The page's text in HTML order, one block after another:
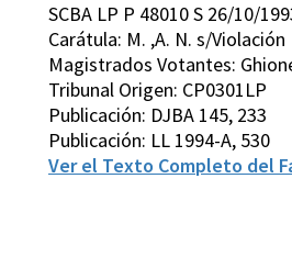
SCBA LP P 48010 S 26/10/
Carátula: M. ,A. N. s/Violación
Magistrados Votantes:
Tribunal Origen: CP0301LP
Publicación: DJBA 145, 233
Publicación: LL 1994-A, 530
Ver el Texto Completo del